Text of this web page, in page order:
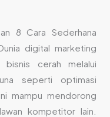
8 Cara Sederhana
digital marketing
bisnis cerah melalui
seperti optimasi
mampu mendorong
kompetitor lain.